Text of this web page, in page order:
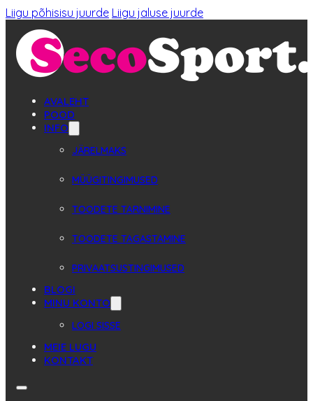
Liigu põhisisu juurde Liigu jaluse juurde
AVALEHT
POOD
INFO
JÄRELMAKS
MÜÜGITINGIMUSED
TOODETE TARNIMINE
TOODETE TAGASTAMINE
PRIVAATSUSTINGIMUSED
BLOGI
MINU KONTO
LOGI SISSE
MEIE LUGU
KONTAKT